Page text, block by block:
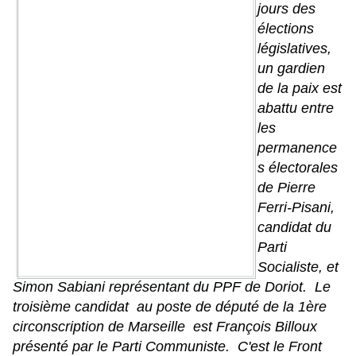
jours des
élections
législatives,
un gardien
de la paix est
abattu entre
les
permanence
s électorales
de Pierre
Ferri-Pisani,
candidat du
Parti
Socialiste, et
Simon Sabiani représentant du PPF de Doriot. Le
troisième candidat au poste de député de la 1ère
circonscription de Marseille est François Billoux
présenté par le Parti Communiste. C'est le Front